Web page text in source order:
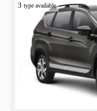
3 type available